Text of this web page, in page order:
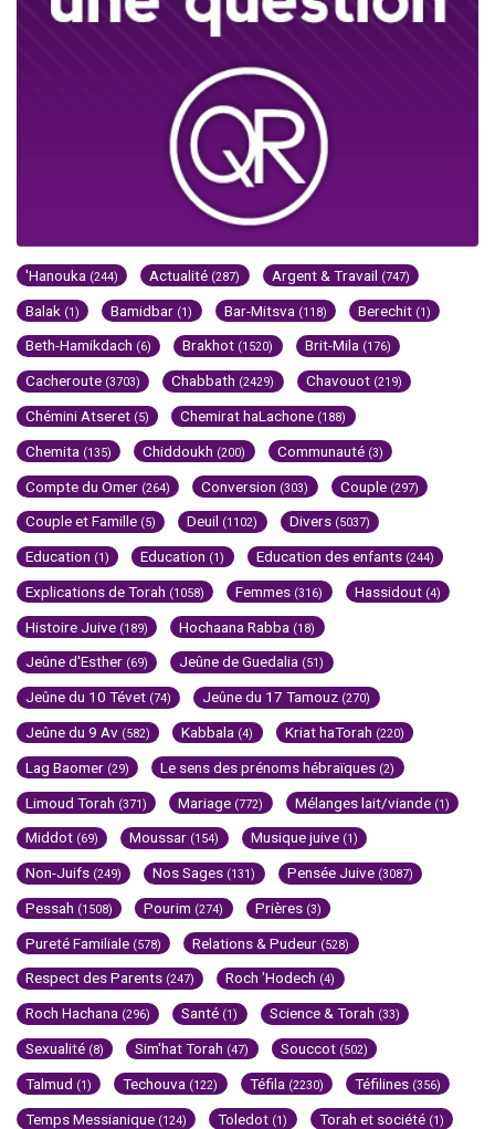
'Hanouka (244) Actualité (287) Argent & Travail (747)
Balak (1) Bamidbar (1) Bar-Mitsva (118) Berechit (1)
Beth-Hamikdach (6) Brakhot (1520) Brit-Mila (176)
Cacheroute (3703) Chabbath (2429) Chavouot (219)
Chémini Atseret (5) Chemirat haLachone (188)
Chemita (135) Chiddoukh (200) Communauté (3)
Compte du Omer (264) Conversion (303) Couple (297)
Couple et Famille (5) Deuil (1102) Divers (5037)
Education (1) Education (1) Education des enfants (244)
Explications de Torah (1058) Femmes (316) Hassidout (4)
Histoire Juive (189) Hochaana Rabba (18)
Jeûne d'Esther (69) Jeûne de Guedalia (51)
Jeûne du 10 Tévet (74) Jeûne du 17 Tamouz (270)
Jeûne du 9 Av (582) Kabbala (4) Kriat haTorah (220)
Lag Baomer (29) Le sens des prénoms hébraïques (2)
Limoud Torah (371) Mariage (772) Mélanges lait/viande (1)
Middot (69) Moussar (154) Musique juive (1)
Non-Juifs (249) Nos Sages (131) Pensée Juive (3087)
Pessah (1508) Pourim (274) Prières (3)
Pureté Familiale (578) Relations & Pudeur (528)
Respect des Parents (247) Roch 'Hodech (4)
Roch Hachana (296) Santé (1) Science & Torah (33)
Sexualité (8) Sim'hat Torah (47) Souccot (502)
Talmud (1) Techouva (122) Téfila (2230) Téfilines (356)
Temps Messianique (124) Toledot (1) Torah et société (1)